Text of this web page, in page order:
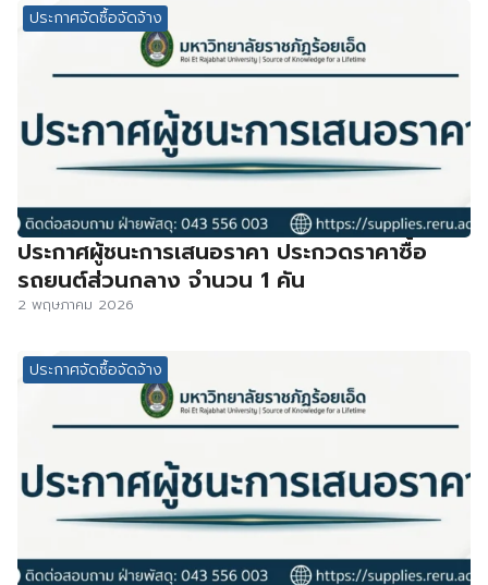
ประกาศจัดซื้อจัดจ้าง
ประกาศผู้ชนะการเสนอราคา ประกวดราคาซื้อ
รถยนต์ส่วนกลาง จำนวน 1 คัน
2 พฤษภาคม 2026
ประกาศจัดซื้อจัดจ้าง